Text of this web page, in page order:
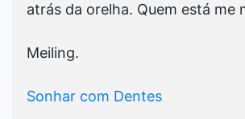
atrás da orelha. Quem está me
Meiling.
Sonhar com Dentes